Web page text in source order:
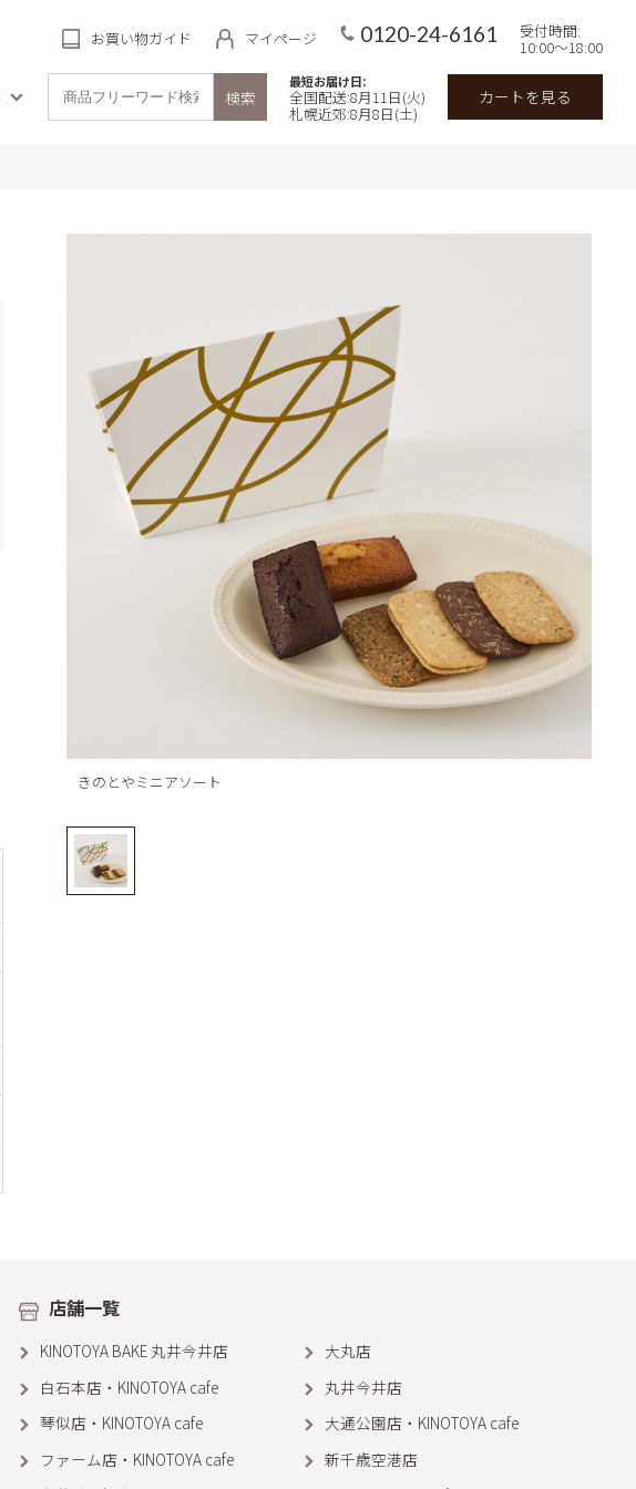
お買い物ガイド マイページ 0120-24-6161 受付時間:
10:00～18:00
検索
最短お届け日:
全国配送:8月11日(火)
札幌近郊:8月8日(土)
カートを見る
送料無料商品
【冷凍】極上牛乳ソフトのクリー
ズケーキ&北海道スイーツセット
詰め合わせギフト
生ケーキの予約・宅
配（札幌近郊限定）
商品一覧
電子カタログを見る
価格で探す
3,000円～5,000円
5,000円～7,000円
7,000円～
入数で探す
～5個
～10個
～15個
16個以上
きのとやミニアソート
店舗一覧
KINOTOYA BAKE 丸井今井店
白石本店・KINOTOYA cafe
琴似店・KINOTOYA cafe
ファーム店・KINOTOYA cafe
大丸店
丸井今井店
大通公園店・KINOTOYA cafe
新千歳空港店